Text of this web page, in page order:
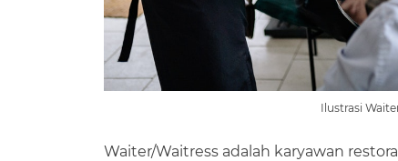
Ilustrasi
Waiter/Waitress adalah karyawan